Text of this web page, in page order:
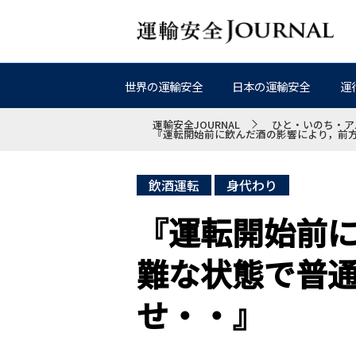
世界の運輸安全 日本の運輸安全 運
運輸安全JOURNAL ひと・いのち・
『運転開始前に飲んだ酒の影響により，前
飲酒運転 身代わり
『運転開始前
難な状態で普
せ・・』